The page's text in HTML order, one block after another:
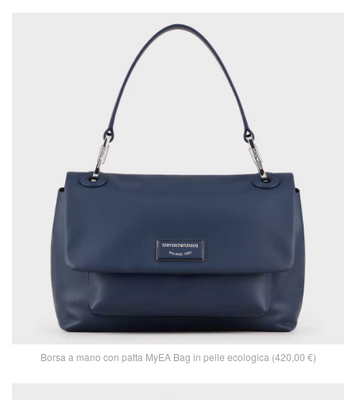
Borsa a mano con patta MyEA Bag in pelle ecologica (420,00 €)